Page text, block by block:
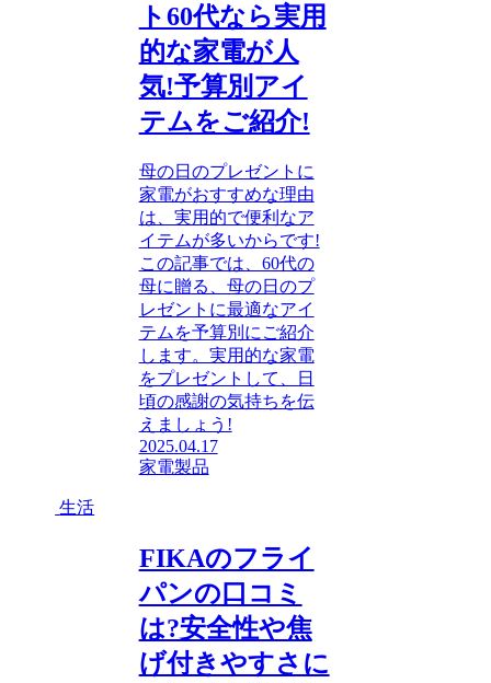
ト60代なら実用
的な家電が人
気!予算別アイ
テムをご紹介!
母の日のプレゼントに
家電がおすすめな理由
は、実用的で便利なア
イテムが多いからです!
この記事では、60代の
母に贈る、母の日のプ
レゼントに最適なアイ
テムを予算別にご紹介
します。実用的な家電
をプレゼントして、日
頃の感謝の気持ちを伝
えましょう!
2025.04.17
家電製品
生活
FIKAのフライ
パンの口コミ
は?安全性や焦
げ付きやすさに